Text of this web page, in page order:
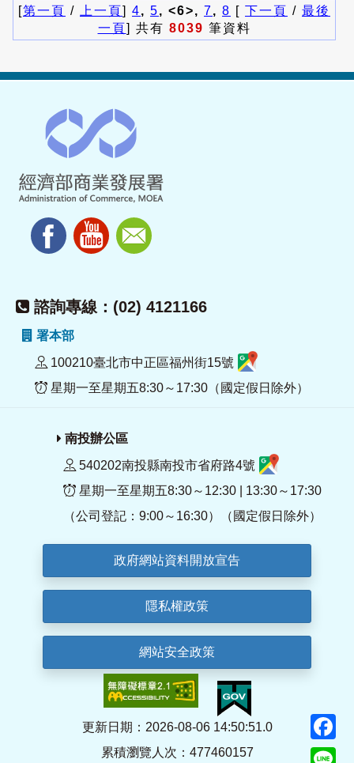
[第一頁 / 上一頁] 4, 5, <6>, 7, 8 [ 下一頁 / 最後
一頁] 共有 8039 筆資料
諮詢專線：(02) 4121166
署本部
100210臺北市中正區福州街15號
星期一至星期五8:30～17:30（國定假日除外）
南投辦公區
540202南投縣南投市省府路4號
星期一至星期五8:30～12:30 | 13:30～17:30
（公司登記：9:00～16:30）（國定假日除外）
政府網站資料開放宣告
隱私權政策
網站安全政策
更新日期：2026-08-06 14:50:51.0
累積瀏覽人次：477460157